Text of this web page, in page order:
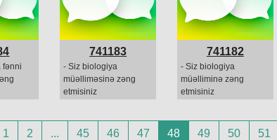
fənni
741183
- Siz biologiya
müəlliməsinə zəng
etmisiniz
741182
- Siz biologiya
müəlliminə zəng
etmisiniz
1 2 ... 45 46 47 48 49 50 51